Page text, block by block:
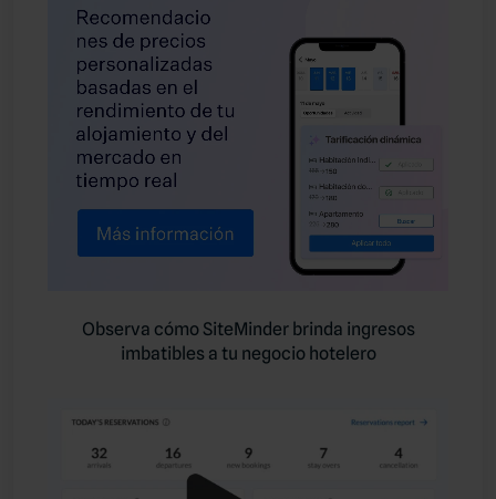
Observa cómo SiteMinder brinda ingresos
imbatibles a tu negocio hotelero